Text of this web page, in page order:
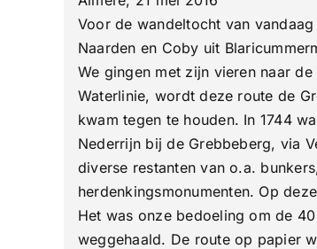
Voor de wandeltocht van
Naarden en Coby uit
We gingen met zijn vieren naar
Waterlinie, wordt deze route de
kwam tegen te houden. In 1744
Nederrijn bij de Grebbeberg, via
diverse restanten van o.a.
herdenkingsmonumenten. Op
Het was onze bedoeling om de
weggehaald. De route op papier